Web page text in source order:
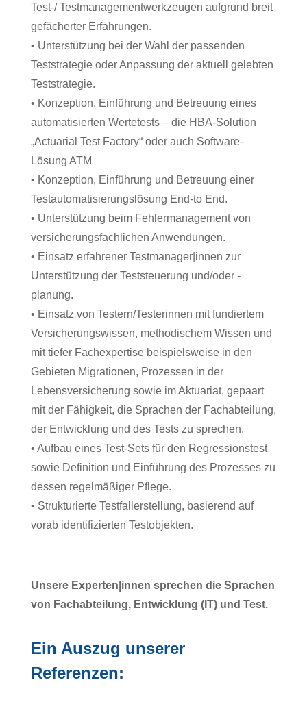
Test-/ Testmanagementwerkzeugen aufgrund breit
gefächerter Erfahrungen.
• Unterstützung bei der Wahl der passenden
Teststrategie oder Anpassung der aktuell gelebten
Teststrategie.
• Konzeption, Einführung und Betreuung eines
automatisierten Wertetests – die HBA-Solution
„Actuarial Test Factory“ oder auch Software-
Lösung ATM
• Konzeption, Einführung und Betreuung einer
Testautomatisierungslösung End-to End.
• Unterstützung beim Fehlermanagement von
versicherungsfachlichen Anwendungen.
• Einsatz erfahrener Testmanager|innen zur
Unterstützung der Teststeuerung und/oder -
planung.
• Einsatz von Testern/Testerinnen mit fundiertem
Versicherungswissen, methodischem Wissen und
mit tiefer Fachexpertise beispielsweise in den
Gebieten Migrationen, Prozessen in der
Lebensversicherung sowie im Aktuariat, gepaart
mit der Fähigkeit, die Sprachen der Fachabteilung,
der Entwicklung und des Tests zu sprechen.
• Aufbau eines Test-Sets für den Regressionstest
sowie Definition und Einführung des Prozesses zu
dessen regelmäßiger Pflege.
• Strukturierte Testfallerstellung, basierend auf
vorab identifizierten Testobjekten.
Unsere Experten|innen sprechen die Sprachen
von Fachabteilung, Entwicklung (IT) und Test.
Ein Auszug unserer
Referenzen: